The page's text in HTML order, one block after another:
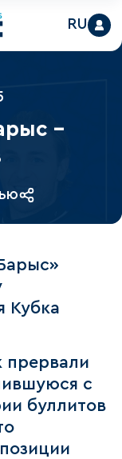
RU
–
Кубка
прервали
с
буллитов